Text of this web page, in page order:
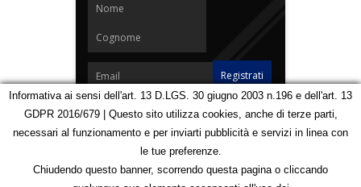
Homepage Notizie Speciali Eventi Foto Carnevale
Partners
Contatti
Mappa
Informativa ai sensi dell'art. 13 D.LGS. 30 giugno 2003 n.196 e dell'art. 13
GDPR 2016/679 | Questo sito utilizza cookies, anche di terze parti,
necessari al funzionamento e per inviarti pubblicità e servizi in linea con
le tue preferenze.
Chiudendo questo banner, scorrendo questa pagina o cliccando